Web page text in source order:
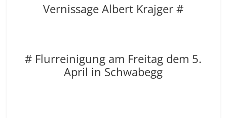
Vernissage Albert Krajger #
# Flurreinigung am Freitag dem 5.
April in Schwabegg